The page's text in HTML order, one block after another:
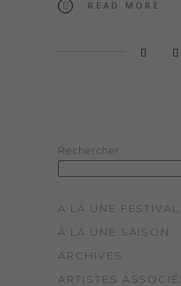
READ MORE
Rechercher
A LA UNE FESTIVAL
À LA UNE SAISON
ARCHIVES
ARTISTES